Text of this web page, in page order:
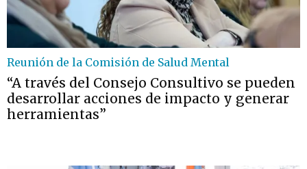
Reunión de la Comisión de Salud Mental
“A través del Consejo Consultivo se pueden
desarrollar acciones de impacto y generar
herramientas”